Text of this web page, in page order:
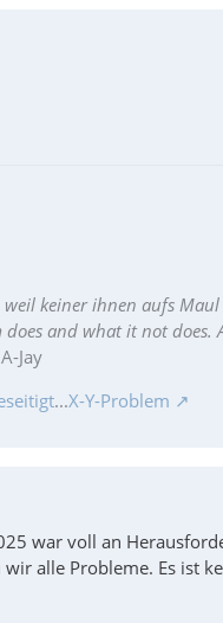
weil keiner ihnen aufs
and what it not does.
A-Jay
...X-Y-Problem
war voll an
alle Probleme. Es ist